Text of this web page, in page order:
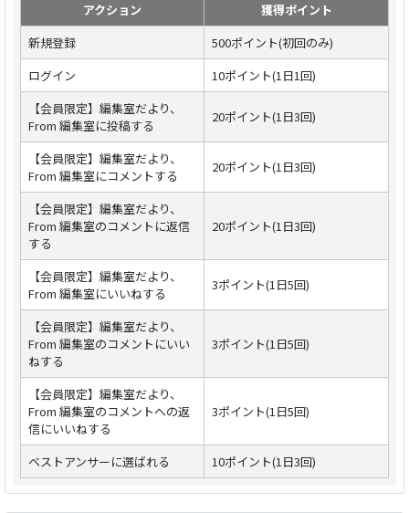
アクション
獲得ポイント
新規登録
500ポイント(初回のみ)
ログイン
10ポイント(1日1回)
【会員限定】編集室だより、
From 編集室に投稿する
20ポイント(1日3回)
【会員限定】編集室だより、
From 編集室にコメントする
20ポイント(1日3回)
【会員限定】編集室だより、
From 編集室のコメントに返信
する
20ポイント(1日3回)
【会員限定】編集室だより、
From 編集室にいいねする
3ポイント(1日5回)
【会員限定】編集室だより、
From 編集室のコメントにいい
ねする
3ポイント(1日5回)
【会員限定】編集室だより、
From 編集室のコメントへの返
信にいいねする
3ポイント(1日5回)
ベストアンサーに選ばれる 10ポイント(1日3回)